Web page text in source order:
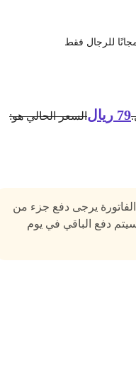
للرجال فقط
ريال السعر الحالي هو:
يرجى دفع جزء من
دفع الباقي في يوم